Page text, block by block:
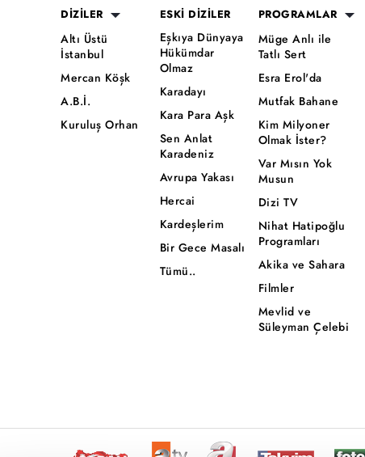
Reddet
DİZİLER
Altı Üstü
İstanbul
Mercan Köşk
A.B.İ.
Kuruluş Orhan
ESKİ DİZİLER
Eşkıya Dünyaya
Hükümdar
Olmaz
Karadayı
Kara Para Aşk
Sen Anlat
Karadeniz
Avrupa Yakası
Hercai
Kardeşlerim
Bir Gece Masalı
Tümü..
PROGRAMLAR
Müge Anlı ile
Tatlı Sert
Esra Erol'da
Mutfak Bahane
Kim Milyoner
Olmak İster?
Var Mısın Yok
Musun
Dizi TV
Nihat Hatipoğlu
Programları
Akika ve Sahara
Filmler
Mevlid ve
Süleyman Çelebi